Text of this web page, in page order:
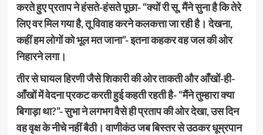
करते हुए प्रताप ने हंसते-हंसते पूछा- “क्यों री सू, मैंने सुना है कि तेरे
लिए वर मिल गया है, तू विवाह करने कलकत्ता जा रही है। देखना,
कहीं हम लोगों को भूल मत जाना”- इतना कहकर वह जल की ओर
निहारने लगा।
तीर से घायल हिरणी जैसे शिकारी की ओर ताकती और आँखों-ही-
आँखों में वेदना प्रकट करती हुई कहती रहती है- “मैंने तुम्हारा क्या
बिगाड़ा था?”- सुभा ने लगभग वैसे ही प्रताप की ओर देखा, उस दिन
वह वृक्ष के नीचे नहीं बैठी। वाणीकंठ जब बिस्तर से उठकर धूम्रपान